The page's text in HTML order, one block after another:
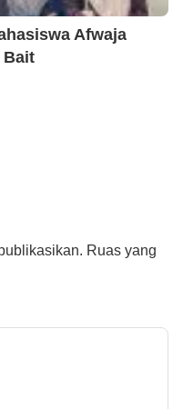
Afwaja
Bait
Ruas yang